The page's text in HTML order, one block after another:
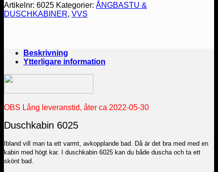
Artikelnr: 6025 Kategorier: ÅNGBASTU &
DUSCHKABINER, VVS
Beskrivning
Ytterligare information
OBS Lång leveranstid, åter ca 2022-05-30
Duschkabin 6025
Ibland vill man ta ett varmt, avkopplande bad. Då är det bra med med en
kabin med högt kar. I duschkabin 6025 kan du både duscha och ta ett
skönt bad.